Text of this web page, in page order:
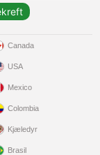
Canada
USA
Mexico
Colombia
Kjæledyr
Brasil